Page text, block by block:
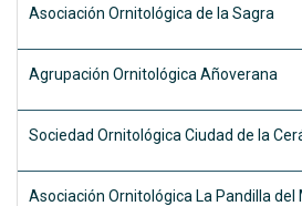
Asociación Ornitológica de la Sagra
Agrupación Ornitológica Añoverana
Sociedad Ornitológica Ciudad de la
Asociación Ornitológica La Pandilla del